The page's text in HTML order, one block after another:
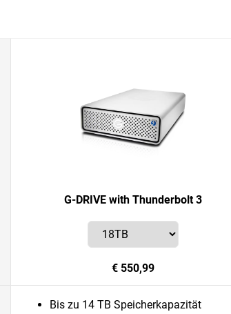
G-DRIVE with Thunderbolt 3
€ 550,99
Bis zu 14 TB Speicherkapazität